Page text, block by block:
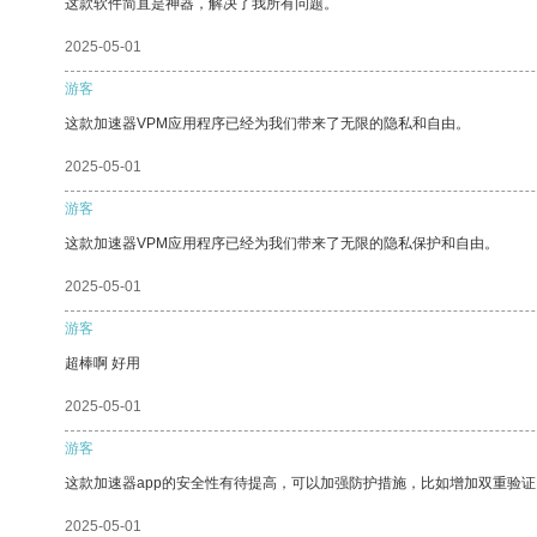
这款软件简直是神器，解决了我所有问题。
2025-05-01
游客
这款加速器VPM应用程序已经为我们带来了无限的隐私和自由。
2025-05-01
游客
这款加速器VPM应用程序已经为我们带来了无限的隐私保护和自由。
2025-05-01
游客
超棒啊 好用
2025-05-01
游客
这款加速器app的安全性有待提高，可以加强防护措施，比如增加双重验
2025-05-01